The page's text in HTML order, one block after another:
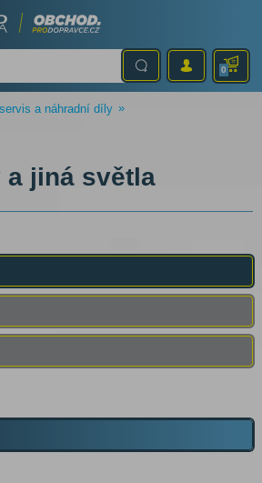
0
a náhradní díly
a jiná světla